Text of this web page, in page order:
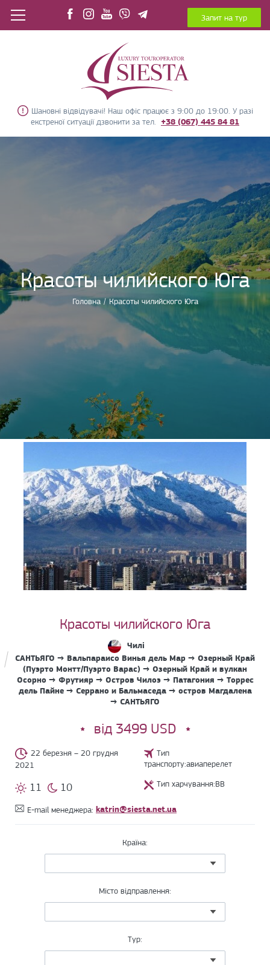
Шановні відвідувачі! Наш офіс працює з 9:00 до 19:00. У разі
екстреної ситуації дзвонити за тел. +38 (067) 445 84 81
Запит на тур
Красоты чилийского Юга
Головна / Красоты чилийского Юга
Красоты чилийского Юга
Чилі
САНТЬЯГО → Вальпараисо Винья дель Мар → Озерный Край
(Пуэрто Монтт/Пуэрто Варас) → Озерный Край и вулкан
Осорно → Фрутияр → Остров Чилоэ → Патагония → Торрес
дель Пайне → Серрано и Бальмаседа → остров Магдалена
→ САНТЬЯГО
від 3499 USD
22 березня – 20 грудня
2021
11 10
Тип
транспорту:авиаперелет
Тип харчування:BB
E-mail менеджера: katrin@siesta.net.ua
Країна:
Місто відправлення:
Тур: